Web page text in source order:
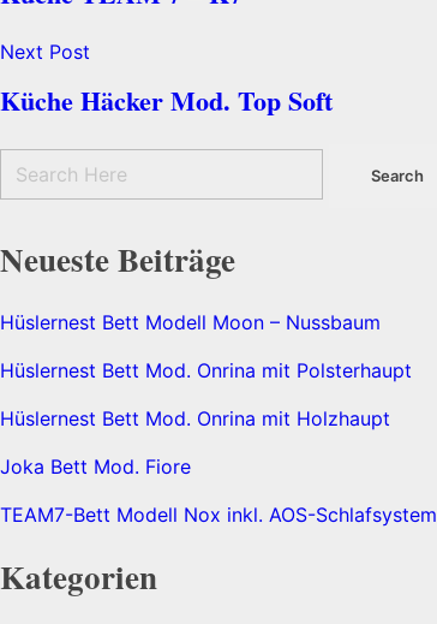
Next Post
Küche Häcker Mod. Top Soft
Neueste Beiträge
Hüslernest Bett Modell Moon – Nussbaum
Hüslernest Bett Mod. Onrina mit Polsterhaupt
Hüslernest Bett Mod. Onrina mit Holzhaupt
Joka Bett Mod. Fiore
TEAM7-Bett Modell Nox inkl. AOS-Schlafsystem
Kategorien